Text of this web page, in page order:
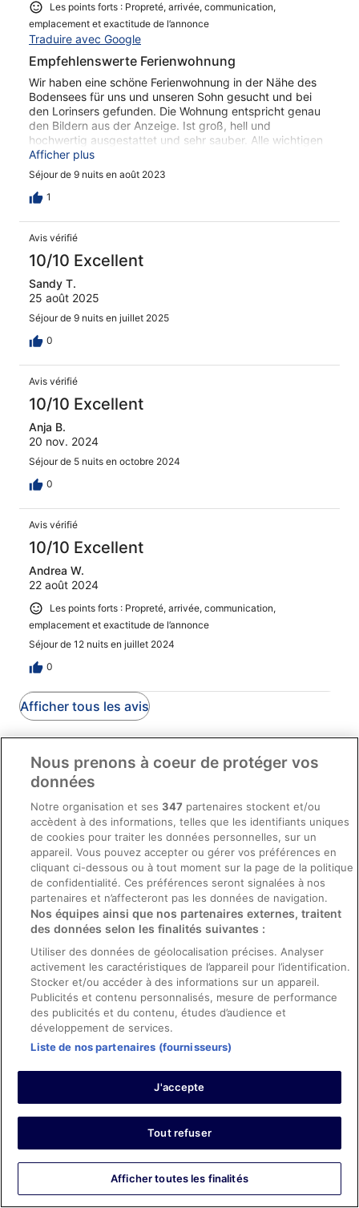
Les points forts : Propreté, arrivée, communication,
emplacement et exactitude de l’annonce
Traduire avec Google
Empfehlenswerte Ferienwohnung
Wir haben eine schöne Ferienwohnung in der Nähe des
Bodensees für uns und unseren Sohn gesucht und bei
den Lorinsers gefunden. Die Wohnung entspricht genau
den Bildern aus der Anzeige. Ist groß, hell und
hochwertig ausgestattet und sehr sauber. Alle wichtigen
Utensilien sind vorhanden. Das Haus liegt ruhig, ein
kleiner Edeka mit anliegendem Metzger ist zu Fuß in drei
Minuten erreicht. Ravensburg erreicht man mit dem Auto
in fünf Minuten. Bei den Lorinsers kann man auch Obst
zufrieden und können diese guten Gewissens
weiterempfehlen.
Afficher plus
Séjour de 9 nuits en août 2023
1
Avis vérifié
10/10 Excellent
Sandy T.
25 août 2025
Séjour de 9 nuits en juillet 2025
0
Avis vérifié
10/10 Excellent
Anja B.
20 nov. 2024
Séjour de 5 nuits en octobre 2024
0
Avis vérifié
10/10 Excellent
Andrea W.
22 août 2024
Les points forts : Propreté, arrivée, communication,
emplacement et exactitude de l’annonce
Séjour de 12 nuits en juillet 2024
0
Afficher tous les avis
Société
À propos d’Expedia Group
Emplois
Publier votre annonce
Devenir membre affilié
Partenariats
Salle de presse
Rapports avec les investisseurs
ebookers BONUS+
App
Espace publicitaire
Locations de vacances en France
Locations de voiture en France
Nous prenons à coeur de protéger vos
données
Notre organisation et ses347 partenaires stockent et/ou
accèdent à des informations, telles que les identifiants uniques
de cookies pour traiter les données personnelles, sur un
appareil. Vous pouvez accepter ou gérer vos préférences en
cliquant ci-dessous ou à tout moment sur la page de la politique
de confidentialité. Ces préférences seront signalées à nos
partenaires et n’affecteront pas les données de navigation.
Nos équipes ainsi que nos partenaires externes, traitent
des données selon les finalités suivantes :
Utiliser des données de géolocalisation précises. Analyser
activement les caractéristiques de l’appareil pour l’identification.
Stocker et/ou accéder à des informations sur un appareil.
Publicités et contenu personnalisés, mesure de performance
des publicités et du contenu, études d’audience et
développement de services.
Liste de nos partenaires (fournisseurs)
J'accepte
Tout refuser
Afficher toutes les finalités